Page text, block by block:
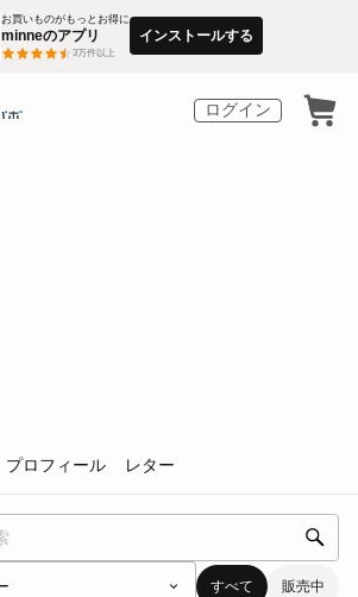
お買いものがもっとお得に
minneのアプリ
3万件以上
インストールする
ログイン
プロフィール レター
すべて 販売中